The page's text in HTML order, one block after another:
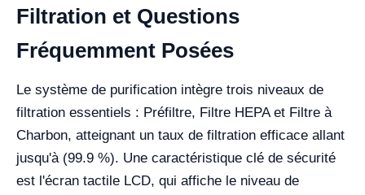
Filtration et Questions
Fréquemment Posées
Le système de purification intègre trois niveaux de
filtration essentiels : Préfiltre, Filtre HEPA et Filtre à
Charbon, atteignant un taux de filtration efficace allant
jusqu'à (99.9 %). Une caractéristique clé de sécurité
est l'écran tactile LCD, qui affiche le niveau de